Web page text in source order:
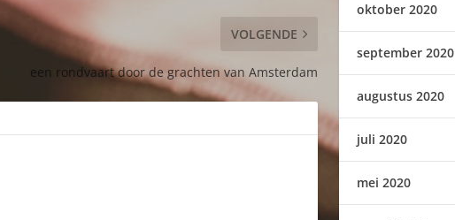
VOLGENDE
een rondvaart door de grachten van Amsterdam
oktober 2020
september 2020
augustus 2020
juli 2020
mei 2020